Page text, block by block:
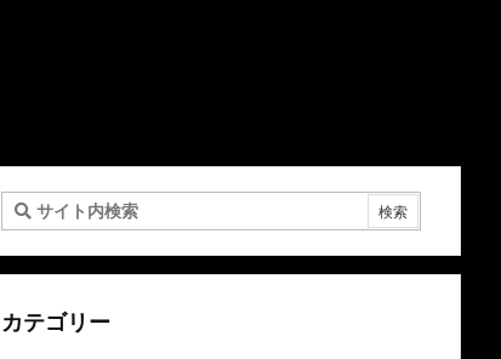
カテゴリー